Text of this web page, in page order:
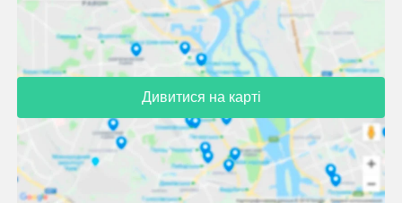
Дивитися на карті